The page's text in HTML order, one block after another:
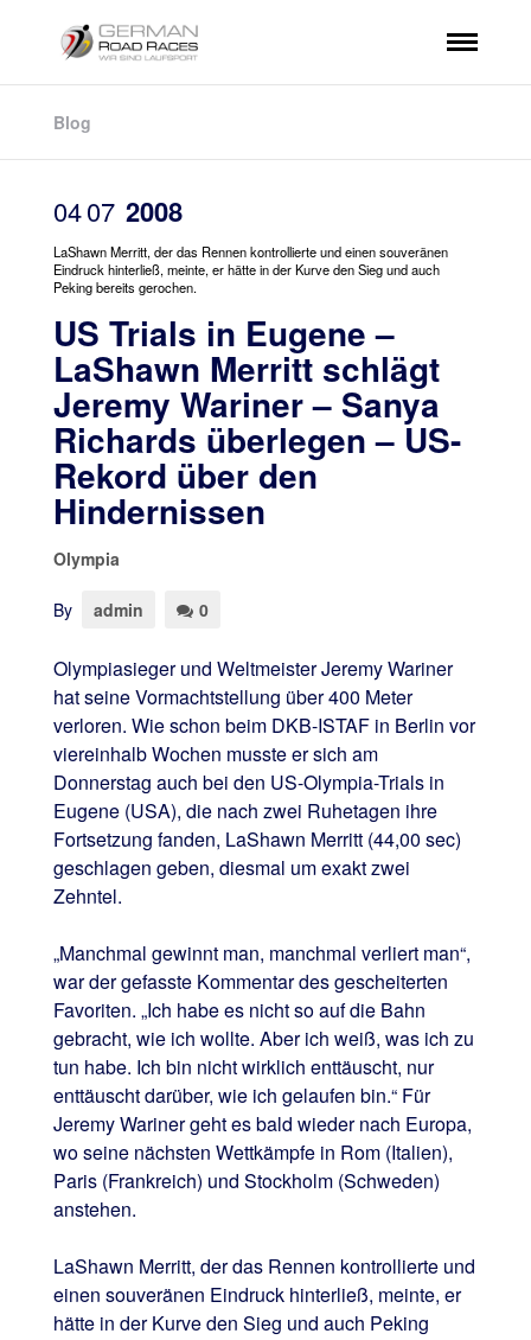
Blog
0407 2008
LaShawn Merritt, der das Rennen kontrollierte und einen souveränen
Eindruck hinterließ, meinte, er hätte in der Kurve den Sieg und auch
Peking bereits gerochen.
US Trials in Eugene –
LaShawn Merritt schlägt
Jeremy Wariner – Sanya
Richards überlegen – US-
Rekord über den
Hindernissen
Olympia
By admin 0
Olympiasieger und Weltmeister Jeremy Wariner
hat seine Vormachtstellung über 400 Meter
verloren. Wie schon beim DKB-ISTAF in Berlin vor
viereinhalb Wochen musste er sich am
Donnerstag auch bei den US-Olympia-Trials in
Eugene (USA), die nach zwei Ruhetagen ihre
Fortsetzung fanden, LaShawn Merritt (44,00 sec)
geschlagen geben, diesmal um exakt zwei
Zehntel.
„Manchmal gewinnt man, manchmal verliert man“,
war der gefasste Kommentar des gescheiterten
Favoriten. „Ich habe es nicht so auf die Bahn
gebracht, wie ich wollte. Aber ich weiß, was ich zu
tun habe. Ich bin nicht wirklich enttäuscht, nur
enttäuscht darüber, wie ich gelaufen bin.“ Für
Jeremy Wariner geht es bald wieder nach Europa,
wo seine nächsten Wettkämpfe in Rom (Italien),
Paris (Frankreich) und Stockholm (Schweden)
anstehen.
LaShawn Merritt, der das Rennen kontrollierte und
einen souveränen Eindruck hinterließ, meinte, er
hätte in der Kurve den Sieg und auch Peking